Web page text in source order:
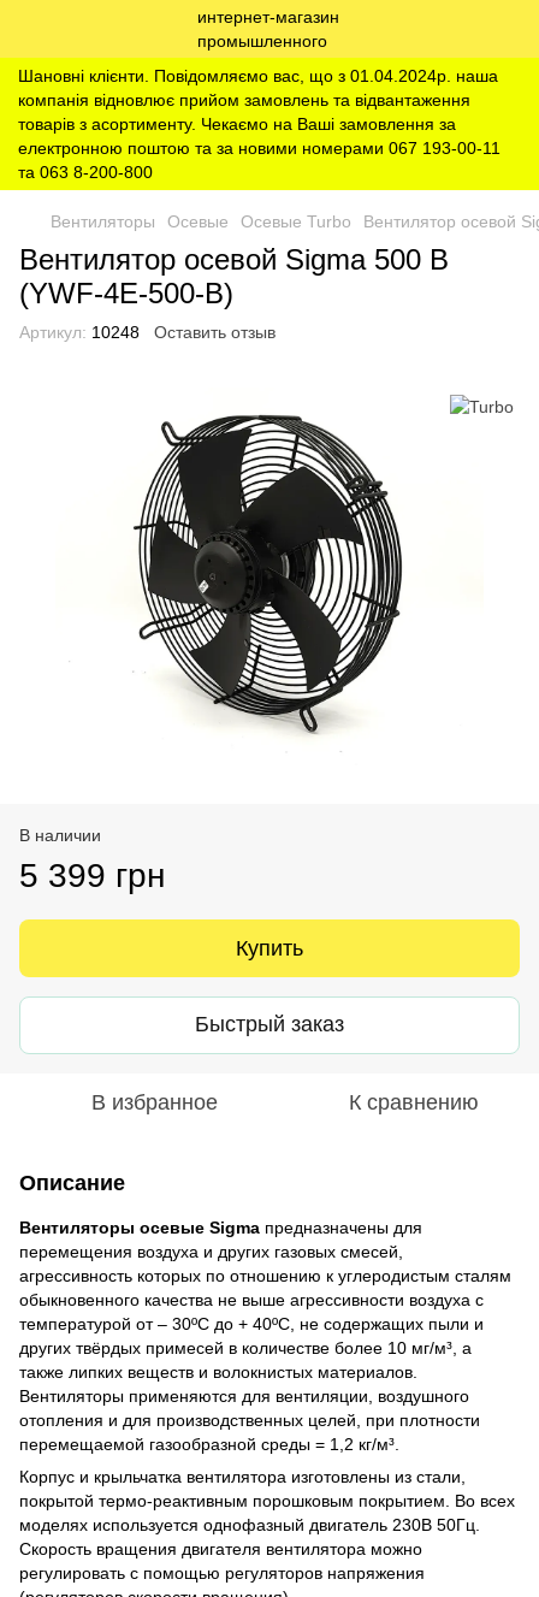
Шановні клієнти. Повідомляємо вас, що з 01.04.2024р. наша
компанія відновлює прийом замовлень та відвантаження
товарів з асортименту. Чекаємо на Ваші замовлення за
електронною поштою та за новими номерами 067 193-00-11
та 063 8-200-800
Вентиляторы Осевые Осевые Turbo Вентилятор осевой
Вентилятор осевой Sigma 500 B
(YWF-4E-500-B)
Артикул: 10248 Оставить отзыв
В наличии
5 399 грн
Купить
Быстрый заказ
В избранное К сравнению
Описание
Вентиляторы осевые Sigma предназначены для
перемещения воздуха и других газовых смесей,
агрессивность которых по отношению к углеродистым сталям
обыкновенного качества не выше агрессивности воздуха с
температурой от – 30ºС до + 40ºС, не содержащих пыли и
других твёрдых примесей в количестве более 10 мг/м³, а
также липких веществ и волокнистых материалов.
Вентиляторы применяются для вентиляции, воздушного
отопления и для производственных целей, при плотности
перемещаемой газообразной среды = 1,2 кг/м³.
Корпус и крыльчатка вентилятора изготовлены из стали,
покрытой термо-реактивным порошковым покрытием. Во всех
моделях используется однофазный двигатель 230В 50Гц.
Скорость вращения двигателя вентилятора можно
регулировать с помощью регуляторов напряжения